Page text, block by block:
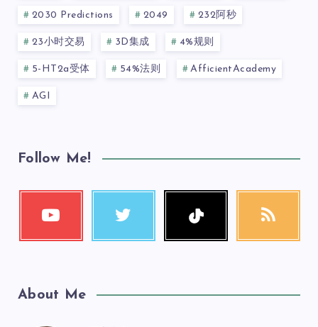
2030 Predictions 2049 232阿秒
23小时交易 3D集成 4%规则
5-HT2a受体 54%法则 AfficientAcademy
AGI
Follow Me!
About Me